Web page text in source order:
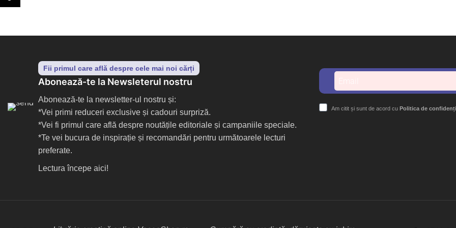
Fii primul care află despre cele mai noi cărți
Abonează-te la Newsleterul nostru
Abonează-te la newsletter-ul nostru și:
*Vei primi reduceri exclusive și cadouri surpriză.
*Vei fi primul care află despre noutățile editoriale și campaniile speciale.
*Te vei bucura de inspirație și recomandări pentru următoarele lecturi
preferate.
Lectura începe aici!
Am citit și sunt de acord cu Politica de